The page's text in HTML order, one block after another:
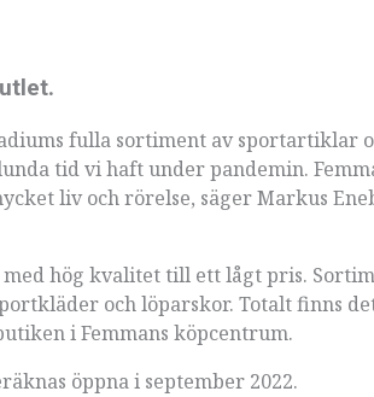
fulla sortiment av sportartiklar
tid vi haft under pandemin.
liv och rörelse, säger Markus
hög kvalitet till ett lågt pris.
och löparskor. Totalt finns
i Femmans köpcentrum.
öppna i september 2022.